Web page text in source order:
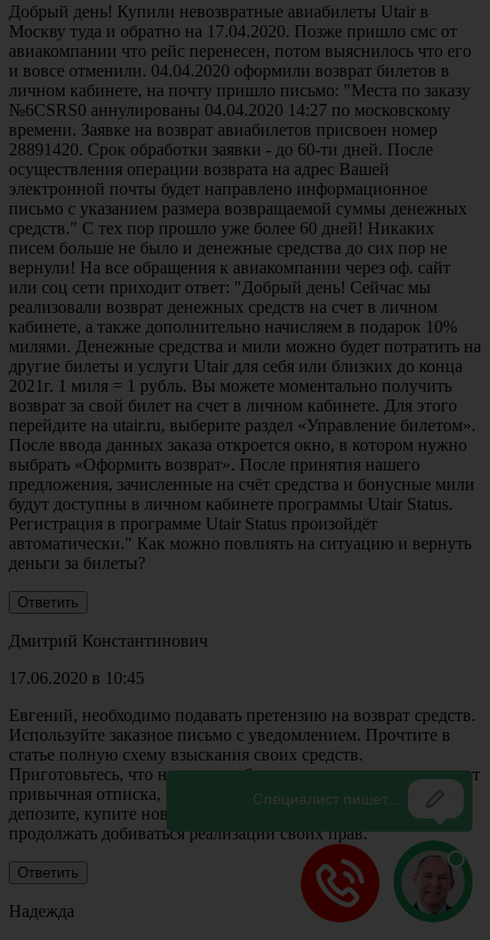
Добрый день! Купили невозвратные авиабилеты Utair в
Москву туда и обратно на 17.04.2020. Позже пришло смс от
авиакомпании что рейс перенесен, потом выяснилось что его
и вовсе отменили. 04.04.2020 оформили возврат билетов в
личном кабинете, на почту пришло письмо: "Места по заказу
№6CSRS0 аннулированы 04.04.2020 14:27 по московскому
времени. Заявке на возврат авиабилетов присвоен номер
28891420. Срок обработки заявки - до 60-ти дней. После
осуществления операции возврата на адрес Вашей
электронной почты будет направлено информационное
письмо с указанием размера возвращаемой суммы денежных
средств." С тех пор прошло уже более 60 дней! Никаких
писем больше не было и денежные средства до сих пор не
вернули! На все обращения к авиакомпании через оф. сайт
или соц сети приходит ответ: "Добрый день! Сейчас мы
реализовали возврат денежных средств на счет в личном
кабинете, а также дополнительно начисляем в подарок 10%
милями. Денежные средства и мили можно будет потратить на
другие билеты и услуги Utair для себя или близких до конца
2021г. 1 миля = 1 рубль. Вы можете моментально получить
возврат за свой билет на счет в личном кабинете. Для этого
перейдите на utair.ru, выберите раздел «Управление билетом».
После ввода данных заказа откроется окно, в котором нужно
выбрать «Оформить возврат». После принятия нашего
предложения, зачисленные на счёт средства и бонусные мили
будут доступны в личном кабинете программы Utair Status.
Регистрация в программе Utair Status произойдёт
автоматически." Как можно повлиять на ситуацию и вернуть
деньги за билеты?
Дмитрий Константинович
17.06.2020 в 10:45
Евгений, необходимо подавать претензию на возврат средств.
Используйте заказное письмо с уведомлением. Прочтите в
статье полную схему взыскания своих средств.
Приготовьтесь, что на первое обращение, скорее всего, придет
привычная отписка, что, мол, средства на внутреннем счете /
депозите, купите новый билет. Ваше право не соглашаться и
продолжать добиваться реализации своих прав.
Надежда